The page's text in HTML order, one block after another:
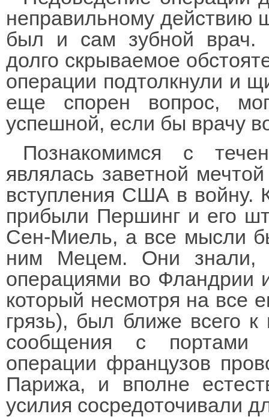
неправильному действию
был и сам зубной врач.
долго скрываемое
операции подтолкнули и
еще спорен вопрос,
успешной, если бы врачу
Познакомимся с
являлась заветной
вступления США в войну.
прибыли Першинг и его
Сен-Миель, а все мысли
ним Мецем. Они знали,
операциями во Фландрии
который несмотря на все
грязь), был ближе всего
сообщения с портами
операции французов
Парижа, и вполне
усилия сосредоточивали